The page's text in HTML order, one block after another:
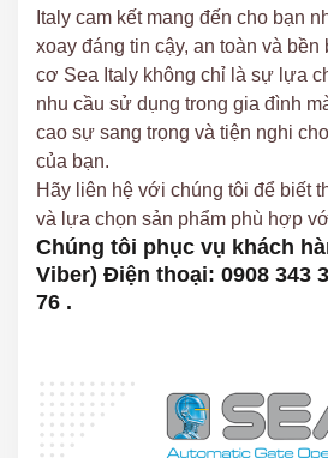
Italy cam kết mang đến cho bạn
xoay đáng tin cậy, an toàn và bền
cơ Sea Italy không chỉ là sự lựa
nhu cầu sử dụng trong gia đình
cao sự sang trọng và tiện nghi
của bạn.
Hãy liên hệ với chúng tôi để biết
và lựa chọn sản phẩm phù hợp
Chúng tôi phục vụ khách
Viber) Điện thoại: 0908 343
76 .